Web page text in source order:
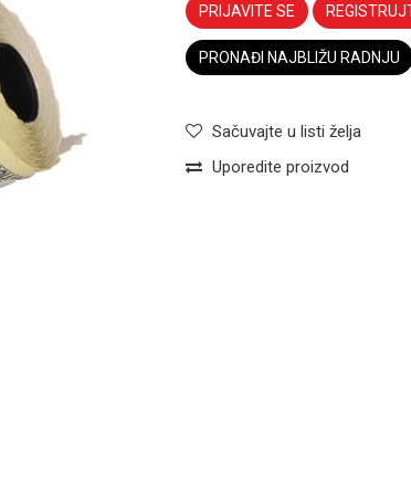
PRIJAVITE SE
PRONAĐI NAJBLIŽU RADNJU
Sačuvajte u listi želja
Uporedite proizvod